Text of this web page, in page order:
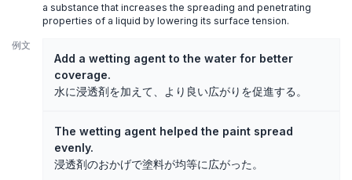
a substance that increases the spreading and penetrating
properties of a liquid by lowering its surface tension.
例文
Add a wetting agent to the water for better
coverage.
水に浸透剤を加えて、より良い広がりを促進する。
The wetting agent helped the paint spread
evenly.
浸透剤のおかげで塗料が均等に広がった。